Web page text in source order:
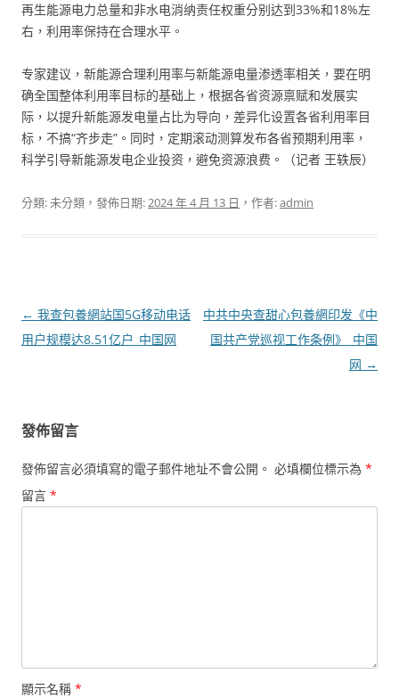
再生能源电力总量和非水电消纳责任权重分别达到33%和18%左
右，利用率保持在合理水平。
专家建议，新能源合理利用率与新能源电量渗透率相关，要在明
确全国整体利用率目标的基础上，根据各省资源禀赋和发展实
际，以提升新能源发电量占比为导向，差异化设置各省利用率目
标，不搞“齐步走”。同时，定期滚动测算发布各省预期利用率，
科学引导新能源发电企业投资，避免资源浪费。（记者 王轶辰）
分類: 未分類，發佈日期:2024 年 4 月 13 日 ，作者:admin
文
章
← 我查包養網站国5G移动电话
用户规模达8.51亿户_中国网
中共中央查甜心包養網印发《中
国共产党巡视工作条例》_中国
网 →
發佈留言
發佈留言必須填寫的電子郵件地址不會公開。 必填欄位標示為 *
留言 *
顯示名稱 *